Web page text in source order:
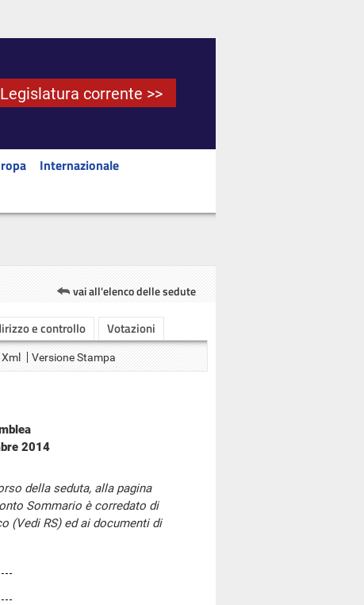
corrente >>
Internazionale
vai all'elenco delle sedute
e controllo Votazioni
Versione Stampa
2014
della seduta, alla pagina
Sommario è corredato di
(Vedi RS) ed ai documenti di